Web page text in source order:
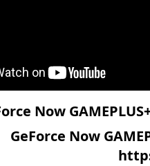
Now
GeForce Now